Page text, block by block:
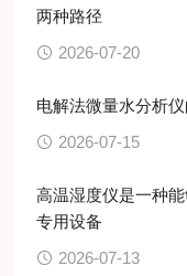
两种路径
2026-07-20
电解法微量水分析
2026-07-15
高温湿度仪是一种
专用设备
2026-07-13